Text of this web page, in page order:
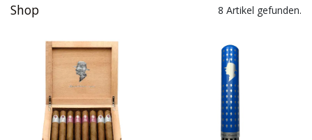
Shop 8 Artikel gefunden.